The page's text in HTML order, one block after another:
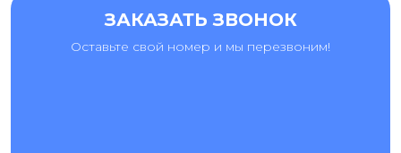
ЗАКАЗАТЬ ЗВОНОК
Оставьте свой номер и мы перезвоним!